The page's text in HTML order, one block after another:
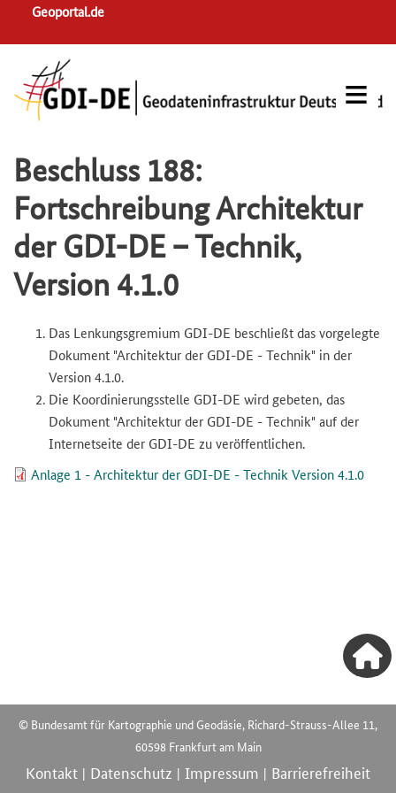
navigation
Geoportal.de
Beschluss 188:
Fortschreibung Architektur
der GDI-DE – Technik,
Version 4.1.0
Das Lenkungsgremium GDI-DE beschließt das vorgelegte
Dokument "Architektur der GDI-DE - Technik" in der
Version 4.1.0.
Die Koordinierungsstelle GDI-DE wird gebeten, das
Dokument "Architektur der GDI-DE - Technik" auf der
Internetseite der GDI-DE zu veröffentlichen.
Anlage 1 - Architektur der GDI-DE - Technik Version 4.1.0
© Bundesamt für Kartographie und Geodäsie, Richard-Strauss-Allee 11,
60598 Frankfurt am Main
Kontakt | Datenschutz | Impressum | Barrierefreiheit